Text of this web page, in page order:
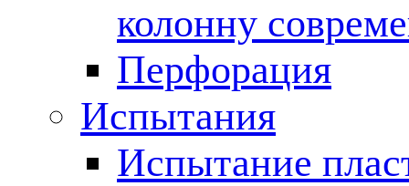
колонну
Перфорация
Испытания
Испытание